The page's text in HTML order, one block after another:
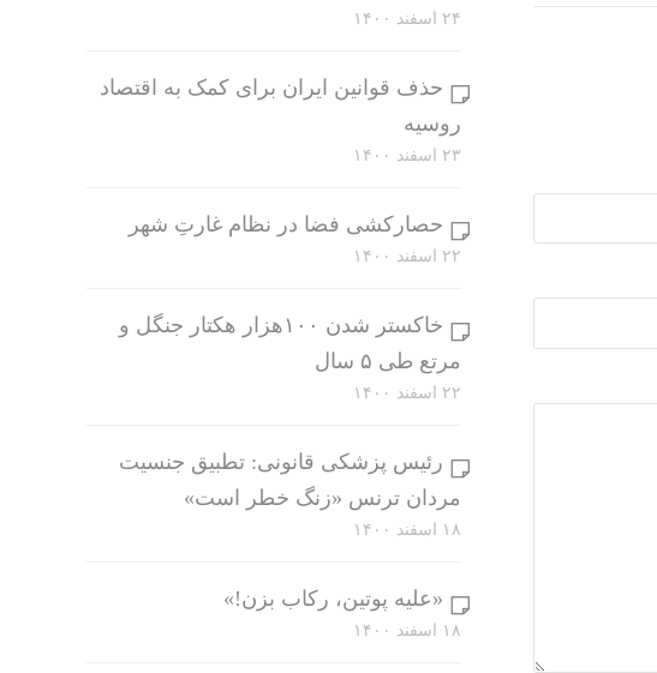
۲۴ اسفند ۱۴۰۰
حذف قوانین ایران برای کمک به اقتصاد
روسیه
۲۳ اسفند ۱۴۰۰
حصارکشی فضا در نظام غارتِ شهر
۲۲ اسفند ۱۴۰۰
خاکستر شدن ۱۰۰هزار هکتار جنگل و
مرتع طی ۵ سال
۲۲ اسفند ۱۴۰۰
رئیس پزشکی قانونی: تطبیق جنسیت
مردان ترنس «زنگ خطر است»
۱۸ اسفند ۱۴۰۰
«علیه پوتین، رکاب بزن!»
۱۸ اسفند ۱۴۰۰